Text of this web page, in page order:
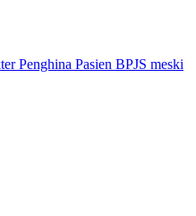
Penghina Pasien BPJS meski